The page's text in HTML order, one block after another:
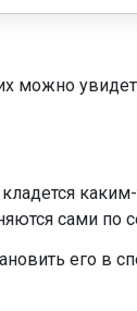
можно
сами по
его в